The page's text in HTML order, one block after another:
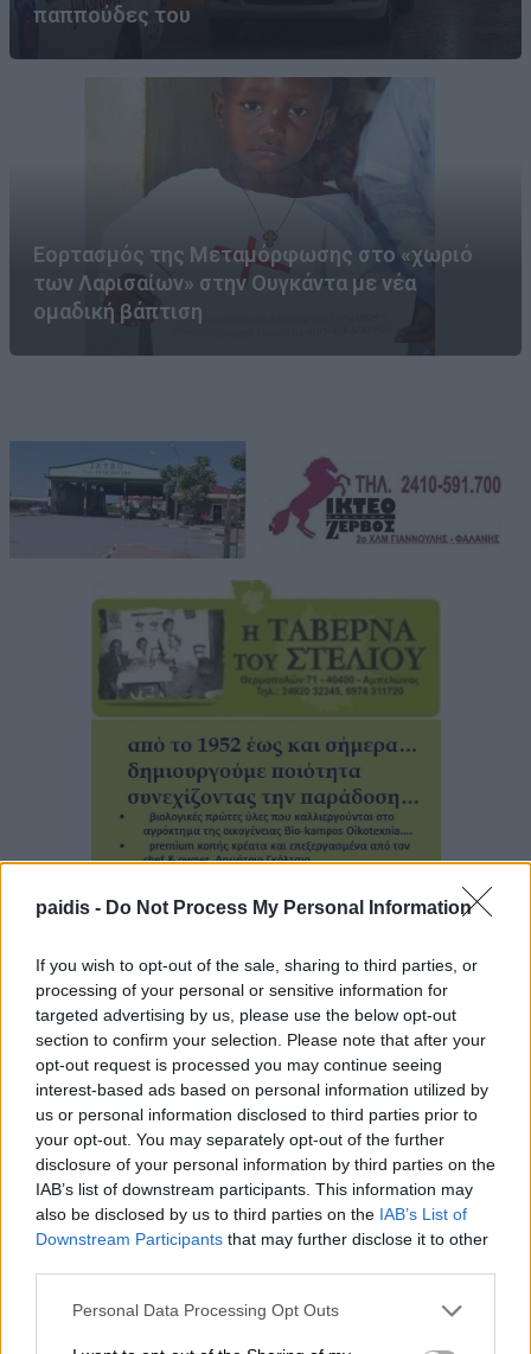
paidis - Do Not Process My Personal Information
If you wish to opt-out of the sale, sharing to third parties, or
processing of your personal or sensitive information for
targeted advertising by us, please use the below opt-out
section to confirm your selection. Please note that after your
opt-out request is processed you may continue seeing
interest-based ads based on personal information utilized by
us or personal information disclosed to third parties prior to
your opt-out. You may separately opt-out of the further
disclosure of your personal information by third parties on the
IAB’s list of downstream participants. This information may
also be disclosed by us to third parties on the IAB’s List of
Downstream Participants that may further disclose it to other
Personal Data Processing Opt Outs
παππούδες του
Εορτασμός της Μεταμόρφωσης στο «χωριό
των Λαρισαίων» στην Ουγκάντα με νέα
ομαδική βάπτιση
▌ΤΕΛΕΥΤΑΙΑ ΝΕΑ